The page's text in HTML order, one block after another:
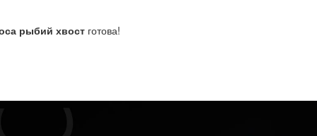
рыбий хвост готова!